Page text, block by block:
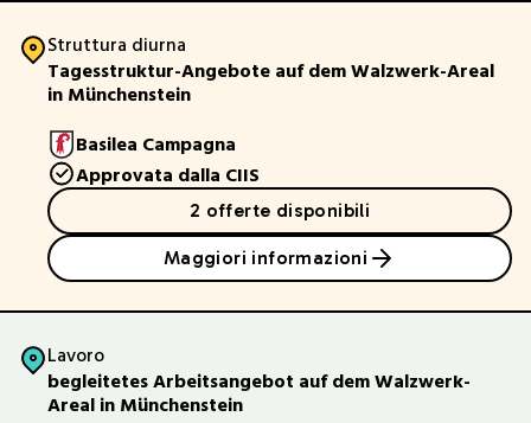
Struttura diurna
Tagesstruktur-Angebote auf dem Walzwerk-Areal
in Münchenstein
Basilea Campagna
Approvata dalla CIIS
2 offerte disponibili
Maggiori informazioni
Lavoro
begleitetes Arbeitsangebot auf dem Walzwerk-
Areal in Münchenstein